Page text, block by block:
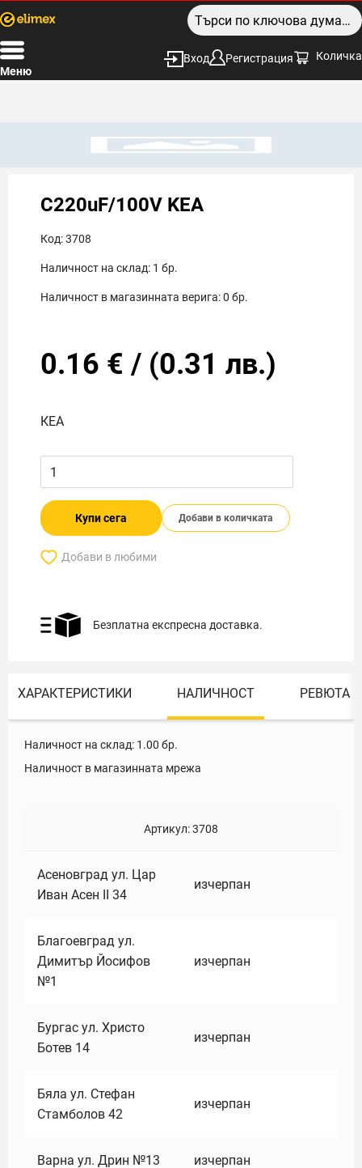
Меню
Вход Регистрация Количка
C220uF/100V KEA
Код:3708
Наличност на склад: 1 бр.
Наличност в магазинната верига:0 бр.
0.16 € / (0.31 лв.)
КЕА
Купи сега Добави в количката
Добави в любими
Безплатна експресна доставка.
ХАРАКТЕРИСТИКИ НАЛИЧНОСТ РЕВЮТА
Наличност на склад: 1.00 бр.
Наличност в магазинната мрежа
Артикул:3708
Асеновград ул. Цар
Иван Асен II 34
изчерпан
Благоевград ул.
Димитър Йосифов
№1
изчерпан
Бургас ул. Христо
Ботев 14
изчерпан
Бяла ул. Стефан
Стамболов 42
изчерпан
Варна ул. Дрин №13 изчерпан